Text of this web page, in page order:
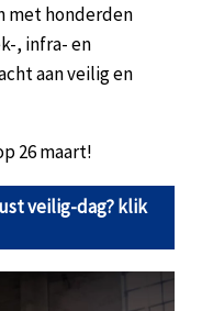
met honderden
, infra- en
aan veilig en
26 maart!
veilig-dag? klik